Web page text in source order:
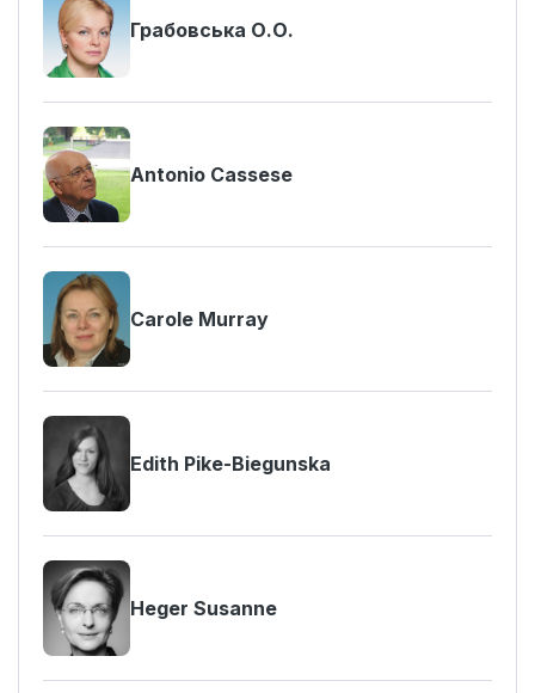
Грабовська О.О.
Antonio Cassese
Carole Murray
Edith Pike-Biegunska
Heger Susanne